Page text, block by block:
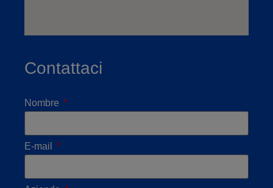
Contattaci
Nombre
E-mail